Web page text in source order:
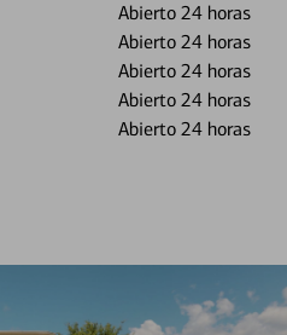
Abierto 24 horas
Abierto 24 horas
Abierto 24 horas
Abierto 24 horas
Abierto 24 horas